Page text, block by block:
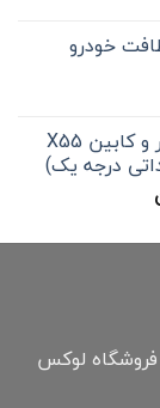
تا خودرو
199,000 تومان محافظ خودترمیم کنسول و مانیتور و کابین X55
قیمت
2,800,000 تومان
فروشگاه لوکس